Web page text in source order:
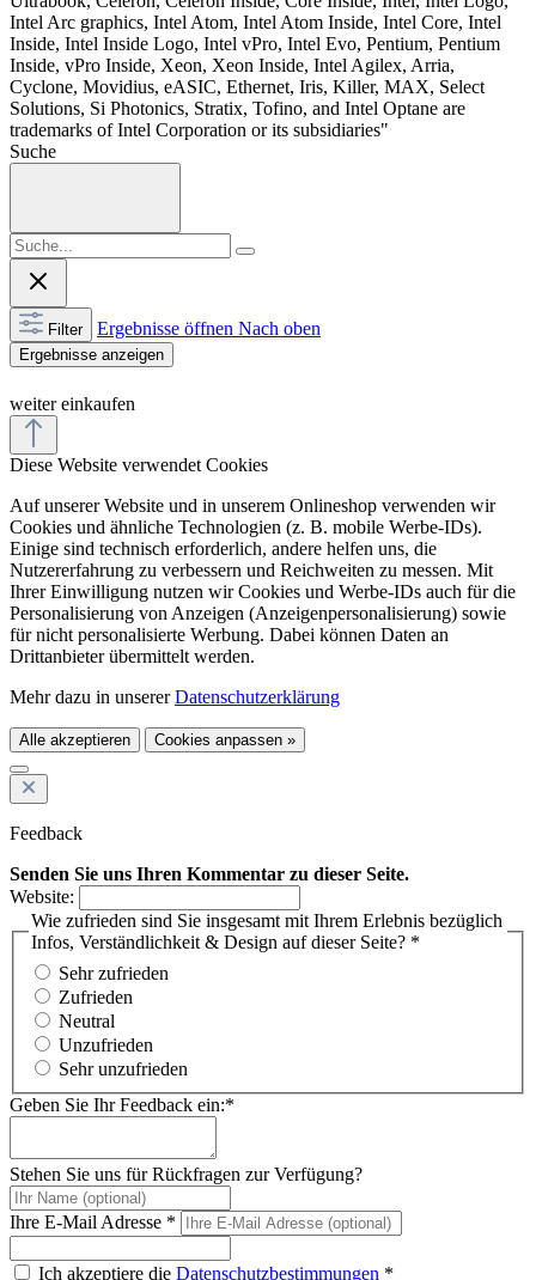
Intel Arc graphics, Intel Atom, Intel Atom Inside, Intel Core, Intel
Inside, Intel Inside Logo, Intel vPro, Intel Evo, Pentium, Pentium
Inside, vPro Inside, Xeon, Xeon Inside, Intel Agilex, Arria,
Cyclone, Movidius, eASIC, Ethernet, Iris, Killer, MAX, Select
Solutions, Si Photonics, Stratix, Tofino, and Intel Optane are
trademarks of Intel Corporation or its subsidiaries"
Suche
Filter Ergebnisse öffnen Nach oben
Ergebnisse anzeigen
weiter einkaufen
Diese Website verwendet Cookies
Auf unserer Website und in unserem Onlineshop verwenden wir
Cookies und ähnliche Technologien (z. B. mobile Werbe-IDs).
Einige sind technisch erforderlich, andere helfen uns, die
Nutzererfahrung zu verbessern und Reichweiten zu messen. Mit
Ihrer Einwilligung nutzen wir Cookies und Werbe-IDs auch für die
Personalisierung von Anzeigen (Anzeigenpersonalisierung) sowie
für nicht personalisierte Werbung. Dabei können Daten an
Drittanbieter übermittelt werden.
Mehr dazu in unsererDatenschutzerklärung
Alle akzeptieren Cookies anpassen »
Feedback
Senden Sie uns Ihren Kommentar zu dieser Seite.
Website:
Wie zufrieden sind Sie insgesamt mit Ihrem Erlebnis bezüglich
Infos, Verständlichkeit & Design auf dieser Seite? *
Sehr zufrieden
Zufrieden
Neutral
Unzufrieden
Sehr unzufrieden
Geben Sie Ihr Feedback ein:*
Stehen Sie uns für Rückfragen zur Verfügung?
Ihre E-Mail Adresse *
Ich akzeptiere die Datenschutzbestimmungen *